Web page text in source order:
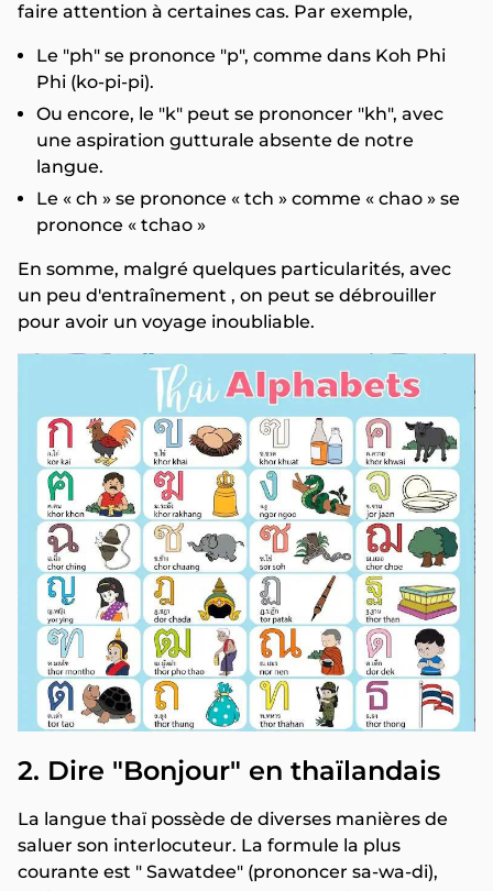
faire attention à certaines cas. Par exemple,
Le "ph" se prononce "p", comme dans Koh Phi
Phi (ko-pi-pi).
Ou encore, le "k" peut se prononcer "kh", avec
une aspiration gutturale absente de notre
langue.
Le « ch » se prononce « tch » comme « chao » se
prononce « tchao »
En somme, malgré quelques particularités, avec
un peu d'entraînement , on peut se débrouiller
pour avoir un voyage inoubliable.
2. Dire "Bonjour" en thaïlandais
La langue thaï possède de diverses manières de
saluer son interlocuteur. La formule la plus
courante est " Sawatdee" (prononcer sa-wa-di),